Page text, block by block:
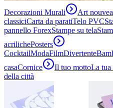
Decorazioni Murali Art
classiciCarta da paratiTelo PVC
pannello ForexStampe su tela
acrilichePosters
CocktailModaFilmDivertente
casaCornice Il tuo mottoLa tua
della città